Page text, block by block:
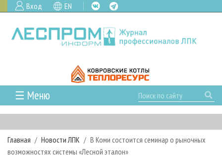
Вход EN
☰ Меню
ГЛАВНАЯ
РУБРИКИ И ТЕМЫ
РУБРИКИ ЖУРНАЛА
НОВОСТИ
Главная Новости ЛПК
В Коми состоится семинар о рыночных
возможностях системы «Лесной эталон»